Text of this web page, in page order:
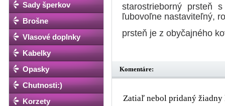
Sady šperkov
Brošne
Vlasové doplnky
Kabelky
Opasky
Chutnosti:)
Korzety
starostrieborný prsteň
ľubovoľne nastaviteľný,
prsteň je z obyčajného
Komentáre:
Zatiaľ nebol pridaný žiadny